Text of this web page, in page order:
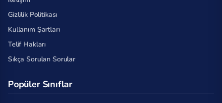
Gizlilik Politikası
Kullanım Şartları
Telif Hakları
Sıkça Sorulan Sorular
Popüler Sınıflar